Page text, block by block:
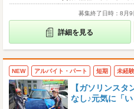
募集終了日時：8月9
詳細を見る
NEW アルバイト・パート 短期 未経
【ガソリンス
なし♪元気に「